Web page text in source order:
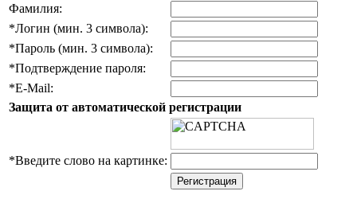
Фамилия:
*Логин (мин. 3 символа):
*Пароль (мин. 3 символа):
*Подтверждение пароля:
*E-Mail:
Защита от автоматической регистрации
*Введите слово на картинке: